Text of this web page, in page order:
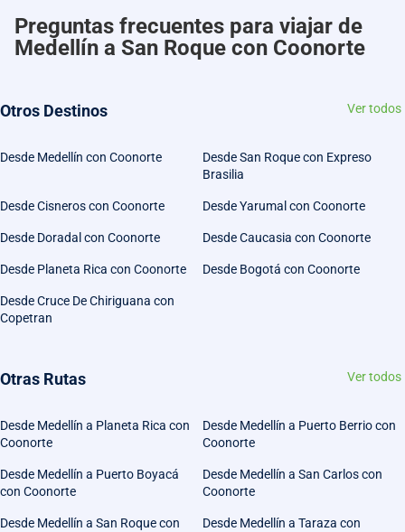
Preguntas frecuentes para viajar de
Medellín a San Roque con Coonorte
Otros Destinos Ver todos
Desde Medellín con Coonorte
Desde San Roque con Expreso
Brasilia
Desde Cisneros con Coonorte Desde Yarumal con Coonorte
Desde Doradal con Coonorte Desde Caucasia con Coonorte
Desde Planeta Rica con Coonorte Desde Bogotá con Coonorte
Desde Cruce De Chiriguana con
Copetran
Otras Rutas Ver todos
Desde Medellín a Planeta Rica con
Coonorte
Desde Medellín a Puerto Berrio con
Coonorte
Desde Medellín a Puerto Boyacá
con Coonorte
Desde Medellín a San Carlos con
Coonorte
Desde Medellín a San Roque con
Desde Medellín a Taraza con